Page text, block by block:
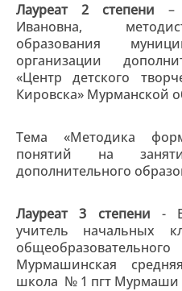
Лауреат 2 степени –
Ивановна,
образования
организации
«Центр детского
Кировска» Мурманской
Тема «Методика
понятий на
дополнительного
Лауреат 3 степени -
учитель начальных
Мурмашинская
школа № 1 пгт Мурмаши